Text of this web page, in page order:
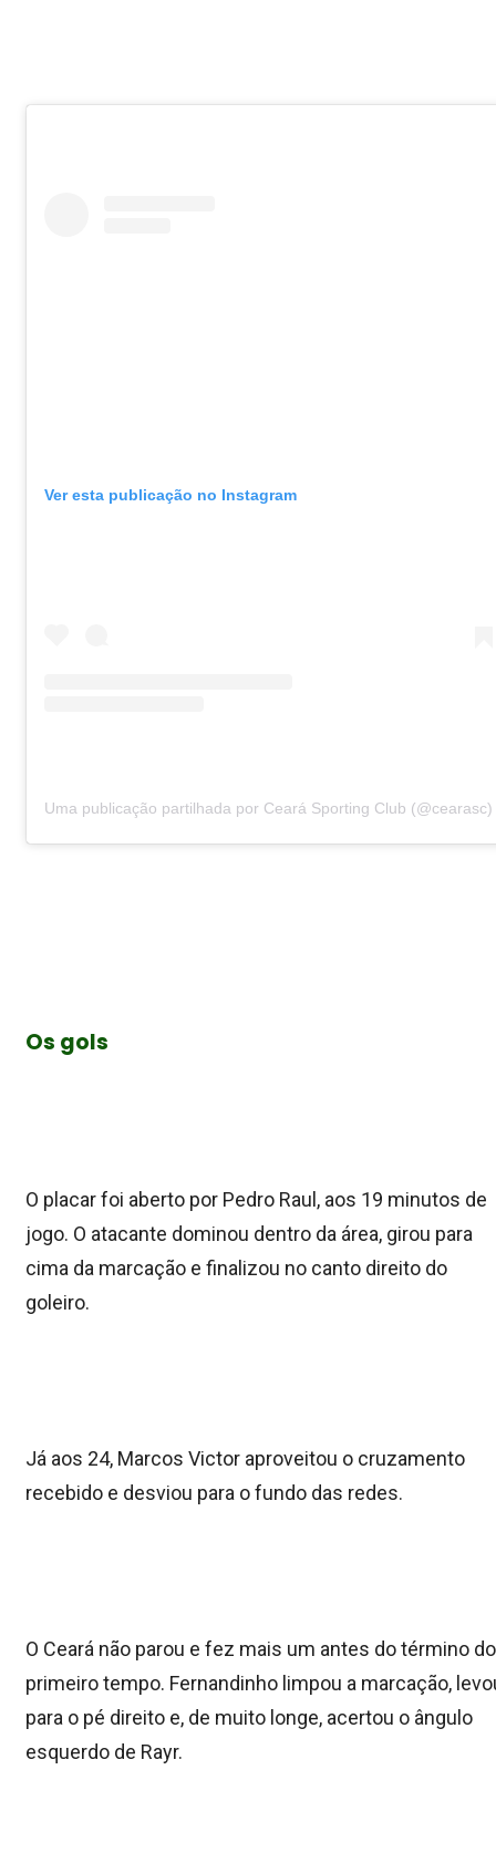
Ver esta publicação no Instagram
Uma publicação partilhada por Ceará Sporting Club (@cearasc)
Os gols
O placar foi aberto por Pedro Raul, aos 19 minutos de
jogo. O atacante dominou dentro da área, girou para
cima da marcação e finalizou no canto direito do
goleiro.
Já aos 24, Marcos Victor aproveitou o cruzamento
recebido e desviou para o fundo das redes.
O Ceará não parou e fez mais um antes do término do
primeiro tempo. Fernandinho limpou a marcação,
para o pé direito e, de muito longe, acertou o ângulo
esquerdo de Rayr.